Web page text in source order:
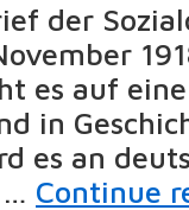
der
es auf
in
es an
… Continue